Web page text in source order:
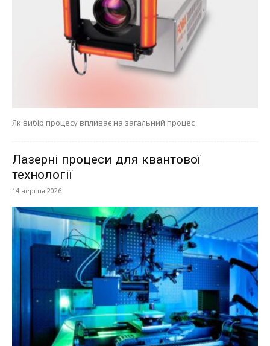
Як вибір процесу впливає на загальний процес
Лазерні процеси для квантової
технології
14 червня 2026